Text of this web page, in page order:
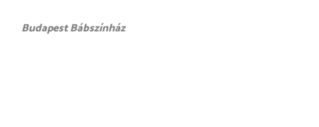
Budapest Bábszínház